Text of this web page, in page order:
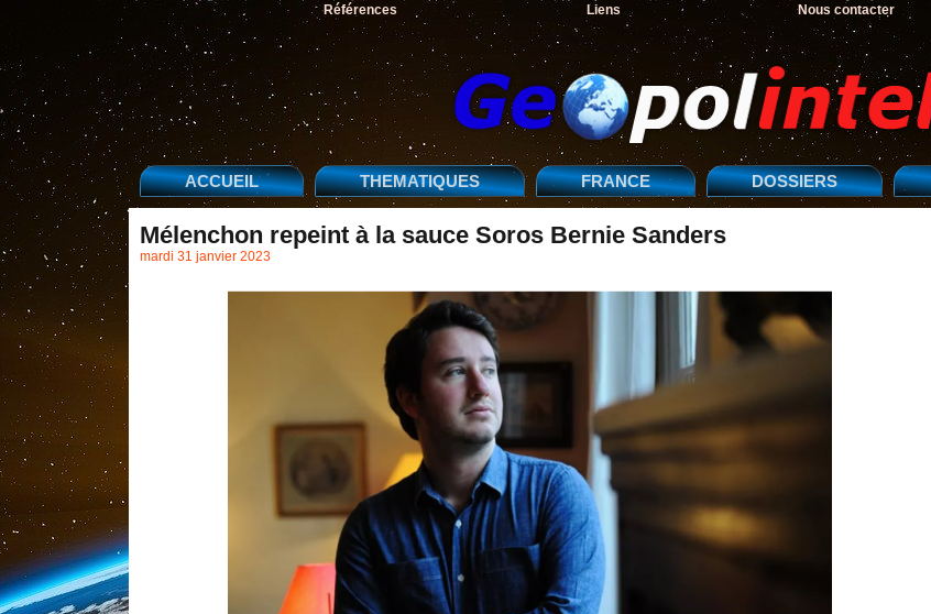
Références Liens Nous contacter
ACCUEIL THEMATIQUES FRANCE DOSSIERS
Mélenchon repeint à la sauce Soros Bernie Sanders
mardi 31 janvier 2023